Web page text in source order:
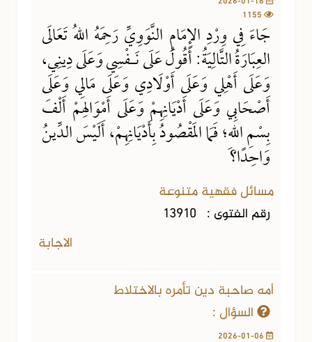
جَاءَ فِي وِرْدِ الإِمَامِ النَّوَوِيِّ رَحِمَهُ اللهُ تَعَالَى
العِبَارَةُ التَّالِيَةُ: أَقُولُ عَلَى نَـفْسِي وَعَلَى دِينِي،
وَعَلَى أَهْلِي وَعَلَى أَوْلَادِي وَعَلَى مَالِي وَعَلَى
أَصْحَابِي وَعَلَى أَدْيَانِهِمْ وَعَلَى أَمْوَالِهمْ أَلْفَ
بِسْمِ اللهِ؛ فَمَا المَقْصُودُ بِأَدْيَانِهِمْ، أَلَيْسَ الدِّينُ
وَاحِدًا؟
مسائل فقهية متنوعة
رقم الفتوى : 13910
الاجابة
أمه صاحبة دين تأمره بالاختلاط
السؤال :